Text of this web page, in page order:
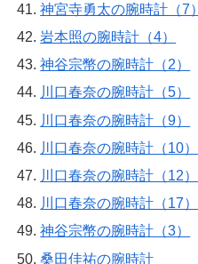
神宮寺勇太の腕時計（7）
岩本照の腕時計（4）
神谷宗幣の腕時計（2）
川口春奈の腕時計（5）
川口春奈の腕時計（9）
川口春奈の腕時計（10）
川口春奈の腕時計（12）
川口春奈の腕時計（17）
神谷宗幣の腕時計（3）
桑田佳祐の腕時計